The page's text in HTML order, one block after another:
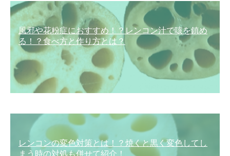
風邪や花粉症におすすめ！？レンコン汁で咳を鎮め
る！？食べ方と作り方とは？
レンコンの変色対策とは！？焼くと黒く変色してし
まう時の対処も併せて紹介！